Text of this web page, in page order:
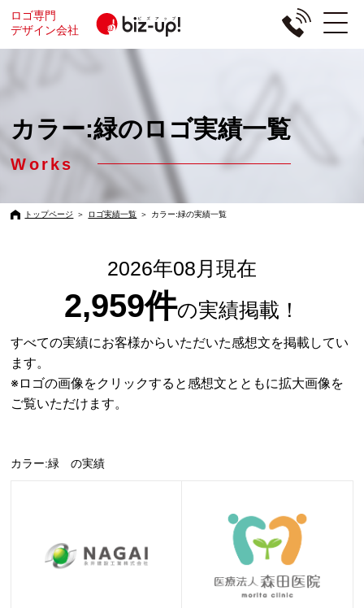
ロゴ専門
デザイン会社
カラー:緑のロゴ実績一覧
Works
トップページ ＞ ロゴ実績一覧 ＞ カラー:緑の実績一覧
2026年08月現在
2,959件の実績掲載！
すべての実績にお客様からいただいた感想文を掲載してい
ます。
※ロゴの画像をクリックすると感想文とともに拡大画像を
ご覧いただけます。
カラー:緑 の実績